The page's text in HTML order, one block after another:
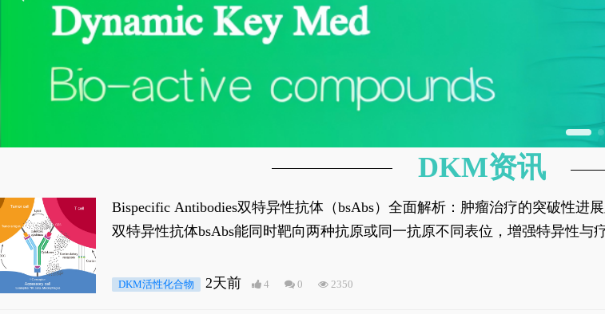
Bispecific Antibodies双特异性抗体（bsAbs）全面解析：肿瘤治疗的突破性进
双特异性抗体bsAbs能同时靶向两种抗原或同一抗原不同表位，增强特异性与
DKM活性化合物 2天前 4 0 2350
DKM资讯